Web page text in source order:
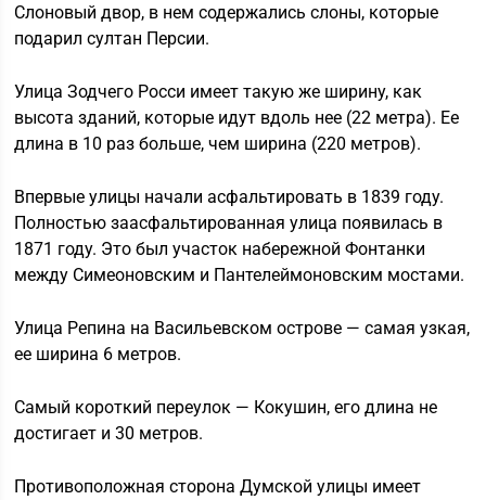
Слоновый двор, в нем содержались слоны, которые
подарил султан Персии.
Улица Зодчего Росси имеет такую же ширину, как
высота зданий, которые идут вдоль нее (22 метра). Ее
длина в 10 раз больше, чем ширина (220 метров).
Впервые улицы начали асфальтировать в 1839 году.
Полностью заасфальтированная улица появилась в
1871 году. Это был участок набережной Фонтанки
между Симеоновским и Пантелеймоновским мостами.
Улица Репина на Васильевском острове — самая узкая,
ее ширина 6 метров.
Самый короткий переулок — Кокушин, его длина не
достигает и 30 метров.
Противоположная сторона Думской улицы имеет